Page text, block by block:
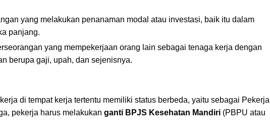
yang melakukan penanaman modal atau investasi, baik itu dalam
panjang.
yang mempekerjaan orang lain sebagai tenaga kerja dengan
berupa gaji, upah, dan sejenisnya.
di tempat kerja tertentu memiliki status berbeda, yaitu sebagai Pekerja
pekerja harus melakukan ganti BPJS Kesehatan Mandiri (PBPU atau